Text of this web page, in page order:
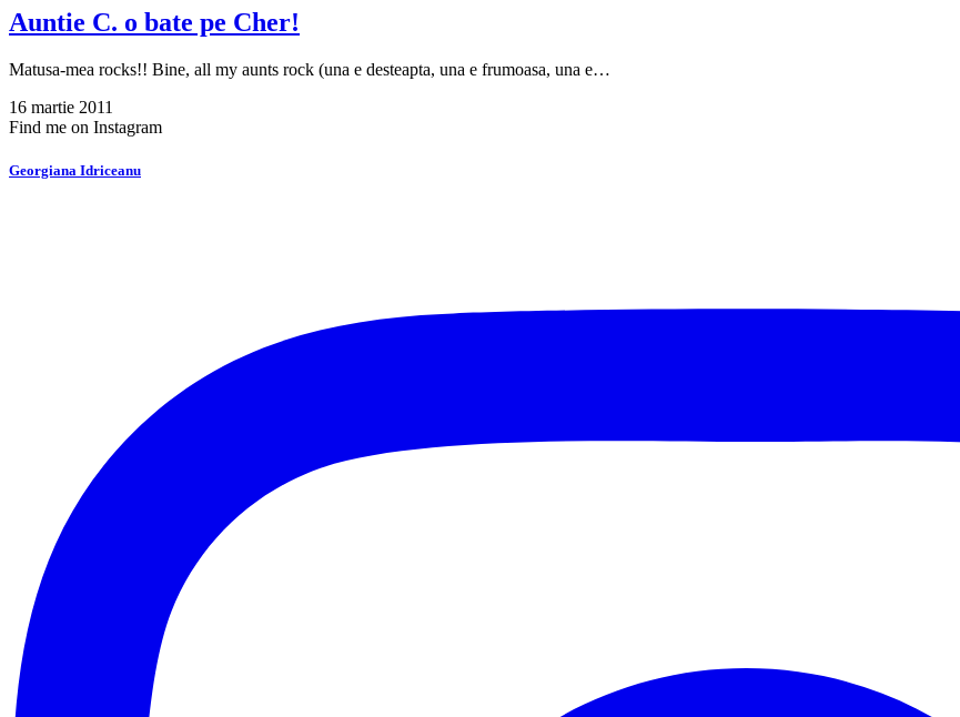
Auntie C. o bate pe Cher!
Matusa-mea rocks!! Bine, all my aunts rock (una e desteapta, una e frumoasa, una e…
16 martie 2011
Find me on Instagram
Georgiana Idriceanu